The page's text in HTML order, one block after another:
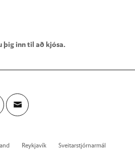
þig inn til að kjósa.
Reykja­vík Sveit­ar­stjórn­ar­mál